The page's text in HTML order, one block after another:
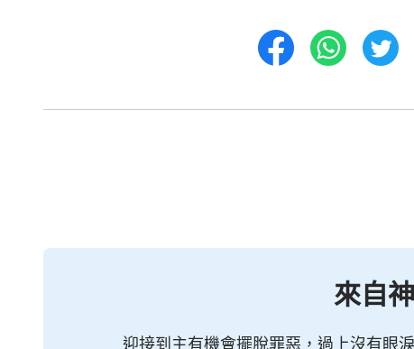
的生存負責任，而且負責到底，神會供應著
這個信心有沒有？（有。）神不會輕易讓一個
現在你們有沒有感覺到一點認識「神是
你們的感覺是什麼？說給我聽聽。（以前從
時候都有神的命定，有神的美意，萬物都是
別新奇，又感覺神的作為就是這麼實際，在
來自
迎接到主有機會擺脫罪惡，過上沒有眼